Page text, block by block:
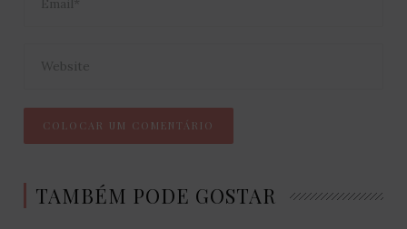
TAMBÉM PODE GOSTAR